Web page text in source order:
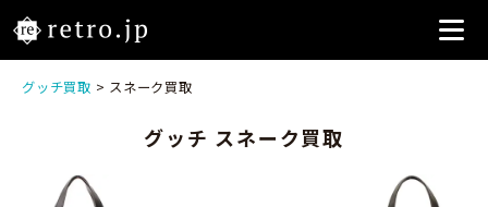
グッチ買取 > スネーク買取
グッチ スネーク買取